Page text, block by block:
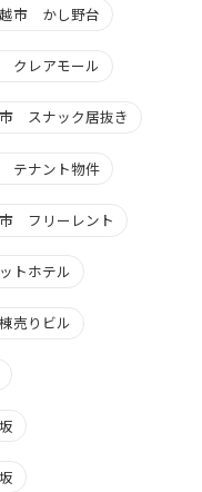
市 かし野台
クレアモール
スナック居抜き
テナント物件
フリーレント
トホテル
売りビル